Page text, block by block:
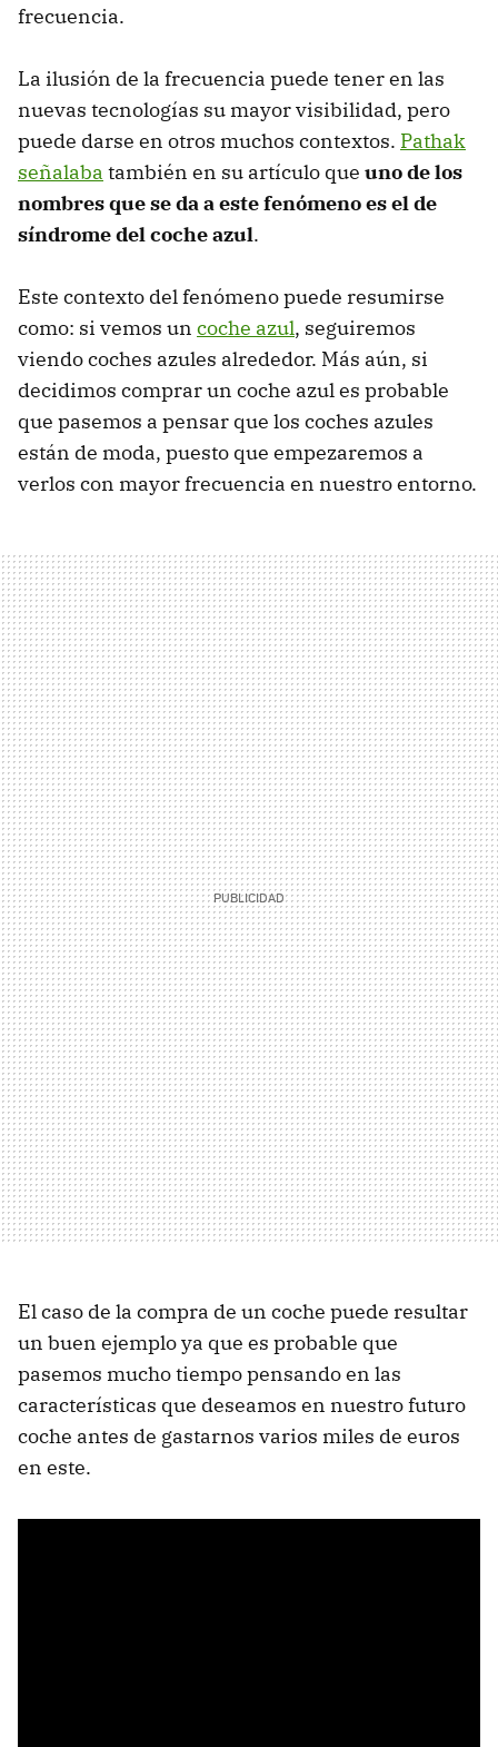
frecuencia.
La ilusión de la frecuencia puede tener en las
nuevas tecnologías su mayor visibilidad, pero
puede darse en otros muchos contextos. Pathak
señalaba también en su artículo que uno de los
nombres que se da a este fenómeno es el de
síndrome del coche azul.
Este contexto del fenómeno puede resumirse
como: si vemos un coche azul, seguiremos
viendo coches azules alrededor. Más aún, si
decidimos comprar un coche azul es probable
que pasemos a pensar que los coches azules
están de moda, puesto que empezaremos a
verlos con mayor frecuencia en nuestro entorno.
El caso de la compra de un coche puede resultar
un buen ejemplo ya que es probable que
pasemos mucho tiempo pensando en las
características que deseamos en nuestro futuro
coche antes de gastarnos varios miles de euros
en este.